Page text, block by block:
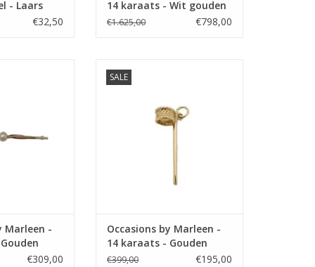
- Laars
€32,50
14 karaats - Wit gouden
Desiree ring - Briljant -
€1.625,00 €798,00
- Gouden
Marleen -
parel
€309,00
SALE
by Marleen - 14 karaats - Gouden
TOEVOEGEN AAN WINKELWAGEN
Occasions by Marleen -
14 karaats - Gouden
bedel korfbalnet
€399,00 €195,00